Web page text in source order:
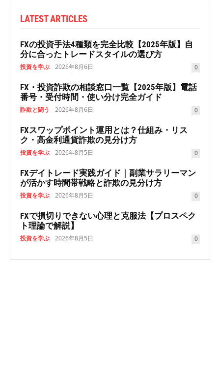
LATEST ARTICLES
FXの投資手法4種類を完全比較【2025年版】自
分に合ったトレードスタイルの選び方
投資を学ぶ 2026年8月6日 0
FX・投資詐欺の相談窓口一覧【2025年版】電話
番号・受付時間・使い分け完全ガイド
詐欺と闘う 2026年8月6日 0
FXスワップポイント運用とは？仕組み・リス
ク・高金利通貨詐欺の見分け方
投資を学ぶ 2026年8月5日 0
FXデイトレード実践ガイド｜副業サラリーマン
が活かす時間帯戦略と詐欺の見分け方
投資を学ぶ 2026年8月5日 0
FXで損切りできない心理と克服法【プロスペク
ト理論で解説】
投資を学ぶ 2026年8月5日 0